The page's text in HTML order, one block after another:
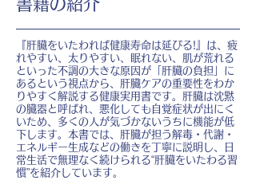
書籍の紹介
『肝臓をいたわれば健康寿命は延びる!』は、疲
れやすい、太りやすい、眠れない、肌が荒れる
といった不調の大きな原因が「肝臓の負担」に
あるという視点から、肝臓ケアの重要性をわか
りやすく解説する健康実用書です。肝臓は沈黙
の臓器と呼ばれ、悪化しても自覚症状が出にく
いため、多くの人が気づかないうちに機能が低
下します。本書では、肝臓が担う解毒・代謝・
エネルギー生成などの働きを丁寧に説明し、日
常生活で無理なく続けられる“肝臓をいたわる習
慣”を紹介しています。